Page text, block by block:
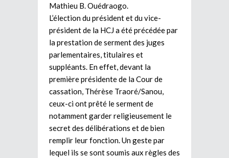
Mathieu B. Ouédraogo.
L’élection du président et du vice-
président de la HCJ a été précédée par
la prestation de serment des juges
parlementaires, titulaires et
suppléants. En effet, devant la
première présidente de la Cour de
cassation, Thérèse Traoré/Sanou,
ceux-ci ont prêté le serment de
notamment garder religieusement le
secret des délibérations et de bien
remplir leur fonction. Un geste par
lequel ils se sont soumis aux règles des